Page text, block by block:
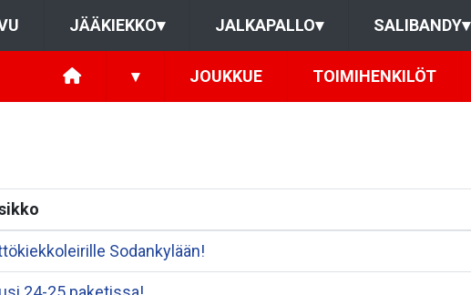
JÄÄKIEKKO▾ JALKAPALLO▾ SALIBANDY▾
▾ JOUKKUE TOIMIHENKILÖT
Sodankylään!